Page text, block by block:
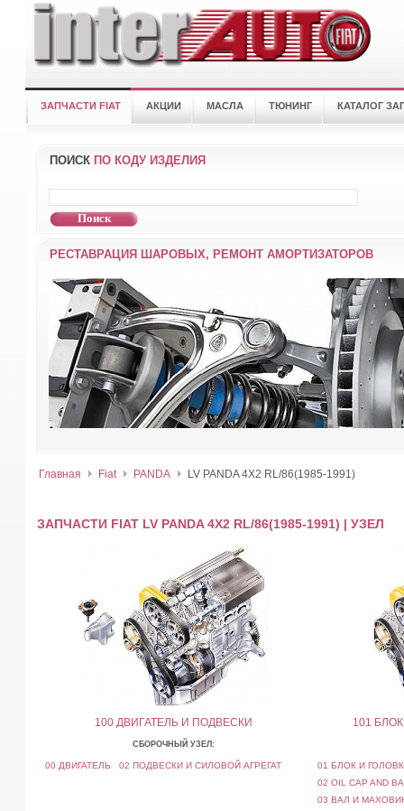
ЗАПЧАСТИ FIAT АКЦИИ МАСЛА ТЮНИНГ КАТАЛОГ
ПОИСК ПО КОДУ ИЗДЕЛИЯ
РЕСТАВРАЦИЯ ШАРОВЫХ, РЕМОНТ АМОРТИЗАТОРОВ
Главная Fiat PANDA LV PANDA 4X2 RL/86(1985-1991)
ЗАПЧАСТИ FIAT LV PANDA 4X2 RL/86(1985-1991) | УЗЕЛ
100 ДВИГАТЕЛЬ И ПОДВЕСКИ
СБОРОЧНЫЙ УЗЕЛ:
00 ДВИГАТЕЛЬ 02 ПОДВЕСКИ И СИЛОВОЙ АГРЕГАТ
101
01 БЛОК И
02 OIL CAP AND
03 ВАЛ И